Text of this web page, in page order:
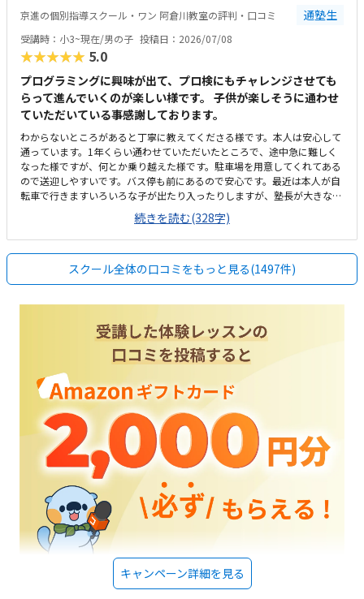
京進の個別指導スクール・ワン 阿倉川教室の評判・口コミ 通塾生
受講時：小3~現在/男の子 投稿日：2026/07/08
★★★★★ 5.0
プログラミングに興味が出て、プロ検にもチャレンジさせても
らって進んでいくのが楽しい様です。 子供が楽しそうに通わせ
ていただいている事感謝しております。
わからないところがあると丁寧に教えてくださる様です。本人は安心して
通っています。1年くらい通わせていただいたところで、途中急に難しく
なった様ですが、何とか乗り越えた様です。駐車場を用意してくれてある
ので送迎しやすいです。バス停も前にあるので安心です。最近は本人が自
転車で行きますいろいろな子が出たり入ったりしますが、塾長が大きな声
で挨拶してくれるおかげかみんなきちんと挨拶をして入ってきます安いと
ありがたいですが、現在でも満足です。もともと予算は考えてなかったの
ですが、思ったよりも高いなと思った気がしますが、子供が楽しそうに通
っているので頑張ります。わからないところがあっても丁寧に指導しても
らえる様です。楽しく通わせてもらってます。特に思い当たりません
続きを読む(328字)
スクール全体の口コミをもっと見る(1497件)
キャンペーン詳細を見る